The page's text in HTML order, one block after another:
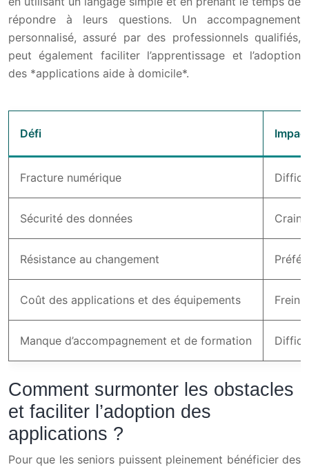
répondre à leurs questions. Un accompagnement
personnalisé, assuré par des professionnels qualifiés,
peut également faciliter l’apprentissage et l’adoption
des *applications aide à domicile*.
Défi
Fracture numérique
Sécurité des données
Résistance au changement
Coût des applications et des équipements Frein
Manque d’accompagnement et de formation
Comment surmonter les obstacles
et faciliter l’adoption des
applications ?
Pour que les seniors puissent pleinement bénéficier des